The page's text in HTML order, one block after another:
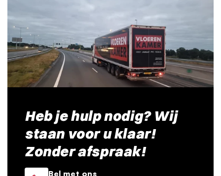
Heb je hulp nodig? Wij
staan voor u klaar!
Zonder afspraak!
Bel met ons